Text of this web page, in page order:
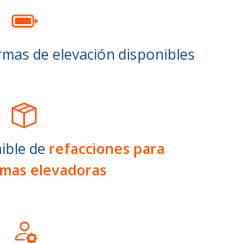
de elevación disponibles
de refacciones para
elevadoras